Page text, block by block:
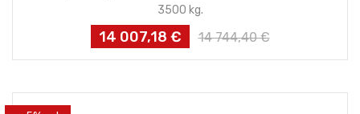
3500 kg.
Prix
14 007,18 €
Prix
14 744,40 €